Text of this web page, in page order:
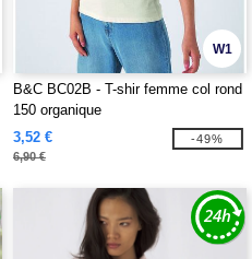
W1
B&C BC02B - T-shir femme col rond
150 organique
3,52 €
6,90 €
-49%